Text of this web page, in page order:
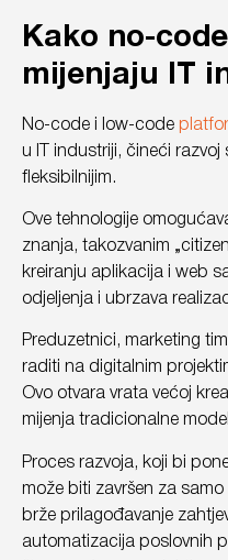
Kako no-
mijenjaju IT
No-code i low-code
u IT industriji, čineći
fleksibilnijim.
Ove tehnologije
znanja, takozvanim
kreiranju aplikacija i web
odjeljenja i ubrzava
Preduzetnici, marketing
raditi na digitalnim
Ovo otvara vrata većoj
mijenja tradicionalne
Proces razvoja, koji bi
može biti završen za
brže prilagođavanje
automatizacija poslovnih